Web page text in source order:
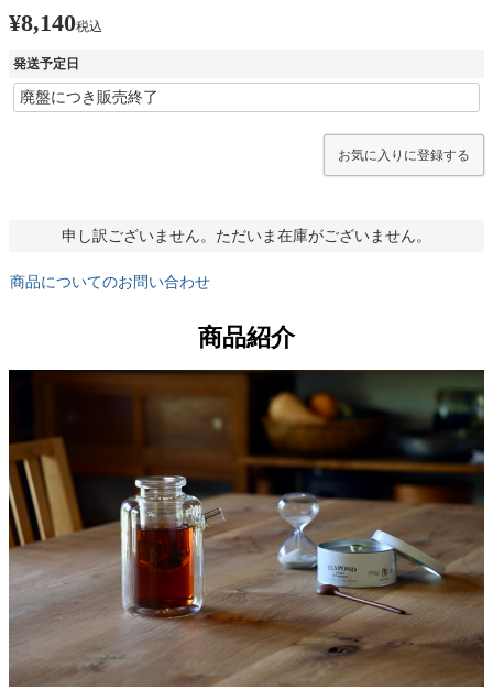
¥8,140税込
発送予定日
お気に入りに登録する
申し訳ございません。ただいま在庫がございません。
商品についてのお問い合わせ
商品紹介